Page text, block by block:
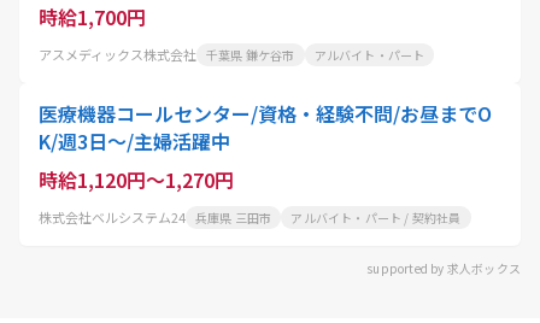
時給1,700円
アスメディックス株式会社 千葉県 鎌ケ谷市 アルバイト・パート
医療機器コールセンター/資格・経験不問/お昼までO
K/週3日～/主婦活躍中
時給1,120円～1,270円
株式会社ベルシステム24 兵庫県 三田市 アルバイト・パート / 契約社員
supported by 求人ボックス